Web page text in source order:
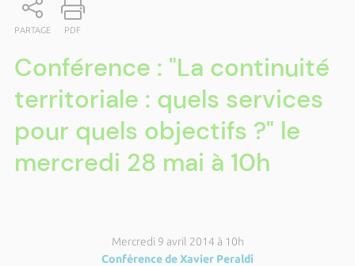
PARTAGE PDF
Conférence : "La continuité
territoriale : quels services
pour quels objectifs ?" le
mercredi 28 mai à 10h
Mercredi 9 avril 2014 à 10h
Conférence de Xavier Peraldi